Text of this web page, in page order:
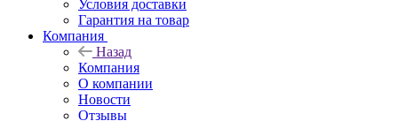
Условия доставки
Гарантия на товар
Компания
Назад
Компания
О компании
Новости
Отзывы